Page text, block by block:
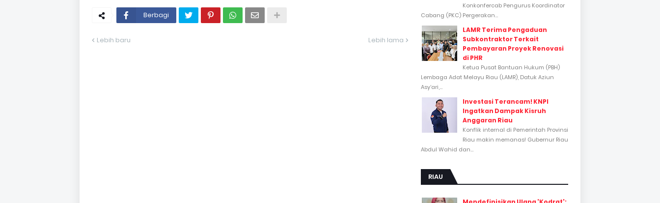
Berbagi
Lebih baru Lebih lama
Konkonfercab Pengurus Koordinator
Cabang (PKC) Pergerakan...
LAMR Terima Pengaduan
Subkontraktor Terkait
Pembayaran Proyek Renovasi
di PHR
Ketua Pusat Bantuan Hukum (PBH)
Lembaga Adat Melayu Riau (LAMR), Datuk Aziun
Asy’ari,...
Investasi Terancam! KNPI
Ingatkan Dampak Kisruh
Anggaran Riau
Konflik internal di Pemerintah Provinsi
Riau makin memanas! Gubernur Riau
Abdul Wahid dan...
RIAU